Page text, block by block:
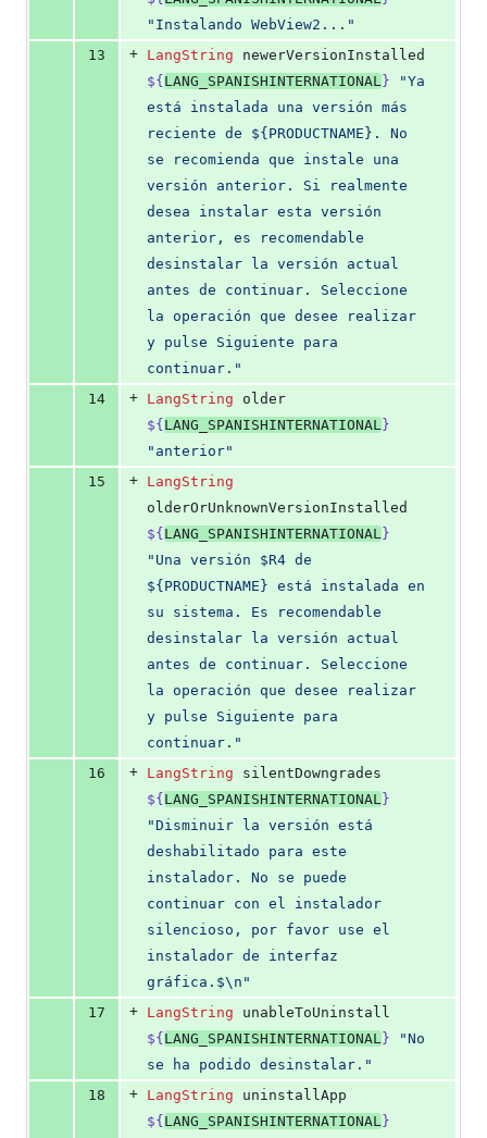
" Instalando WebView2... "
13
+ LangString
${ LANG_SPANISHINTERNATIONAL } "Ya
está instalada una versión más
reciente de ${PRODUCTNAME}. No
se recomienda que instale una
versión anterior. Si realmente
desea instalar esta versión
anterior, es recomendable
desinstalar la versión actual
antes de continuar. Seleccione
la operación que desee realizar
y pulse Siguiente para
continuar. "
14
+ LangString
${ LANG_SPANISHINTERNATIONAL }
" anterior"
15
+ LangString
${ LANG_SPANISHINTERNATIONAL }
" Una versión $R4 de
${PRODUCTNAME} está instalada en
su sistema. Es recomendable
desinstalar la versión actual
antes de continuar. Seleccione
la operación que desee realizar
y pulse Siguiente para
continuar. "
16
+ LangString
${ LANG_SPANISHINTERNATIONAL }
"Disminuir la versión está
deshabilitado para este
instalador. No se puede
continuar con el instalador
silencioso, por favor use el
instalador de interfaz
gráfica. $\n "
17
+ LangString
${ LANG_SPANISHINTERNATIONAL } "No
se ha podido desinstalar. "
18
+ LangString
${ LANG_SPANISHINTERNATIONAL }